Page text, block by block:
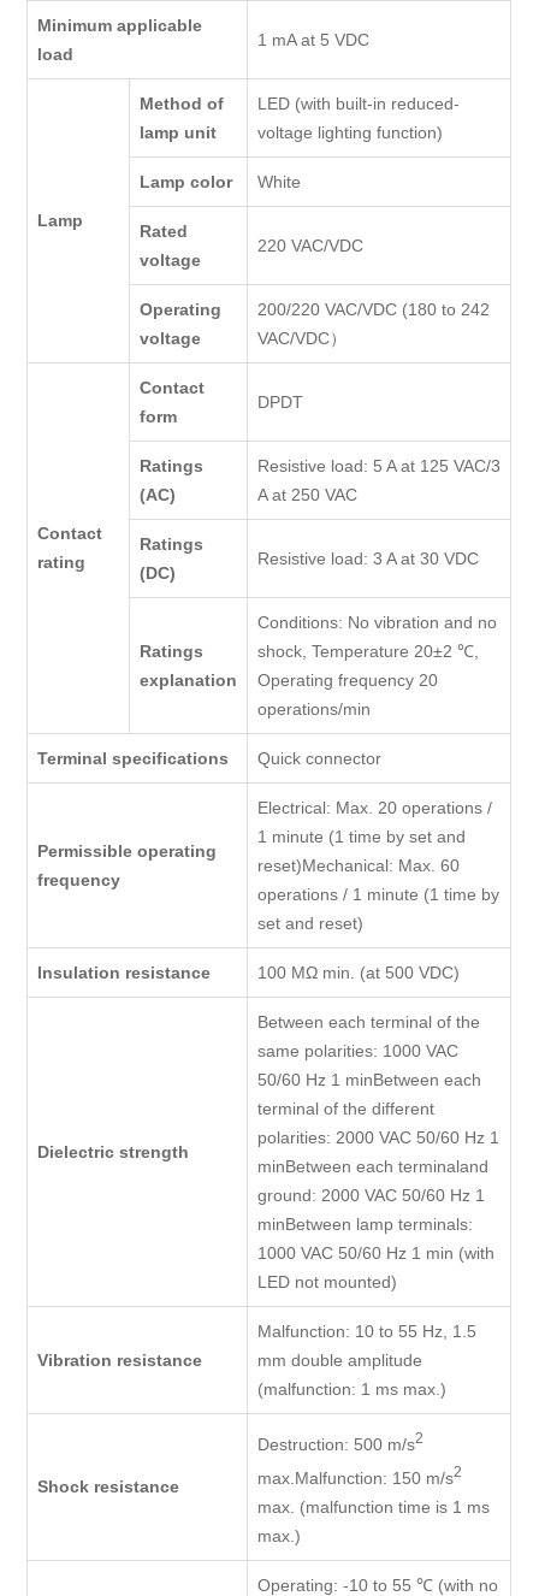
Minimum applicable
load
1 mA at 5 VDC
Lamp
Method of
lamp unit
LED (with built-in reduced-
voltage lighting function)
Lamp color White
Rated
voltage
220 VAC/VDC
Operating
voltage
200/220 VAC/VDC (180 to 242
VAC/VDC）
Contact
rating
Contact
form
DPDT
Ratings
(AC)
Resistive load: 5 A at 125 VAC/3
A at 250 VAC
Ratings
(DC)
Resistive load: 3 A at 30 VDC
Ratings
explanation
Conditions: No vibration and no
shock, Temperature 20±2 ℃,
Operating frequency 20
operations/min
Terminal specifications Quick connector
Permissible operating
frequency
Electrical: Max. 20 operations /
1 minute (1 time by set and
reset)Mechanical: Max. 60
operations / 1 minute (1 time by
set and reset)
Insulation resistance 100 MΩ min. (at 500 VDC)
Dielectric strength
Between each terminal of the
same polarities: 1000 VAC
50/60 Hz 1 minBetween each
terminal of the different
polarities: 2000 VAC 50/60 Hz 1
minBetween each terminaland
ground: 2000 VAC 50/60 Hz 1
minBetween lamp terminals:
1000 VAC 50/60 Hz 1 min (with
LED not mounted)
Vibration resistance
Malfunction: 10 to 55 Hz, 1.5
mm double amplitude
(malfunction: 1 ms max.)
Shock resistance
Destruction: 500 m/s2
max.Malfunction: 150 m/s2
max. (malfunction time is 1 ms
max.)
Operating: -10 to 55 ℃ (with no